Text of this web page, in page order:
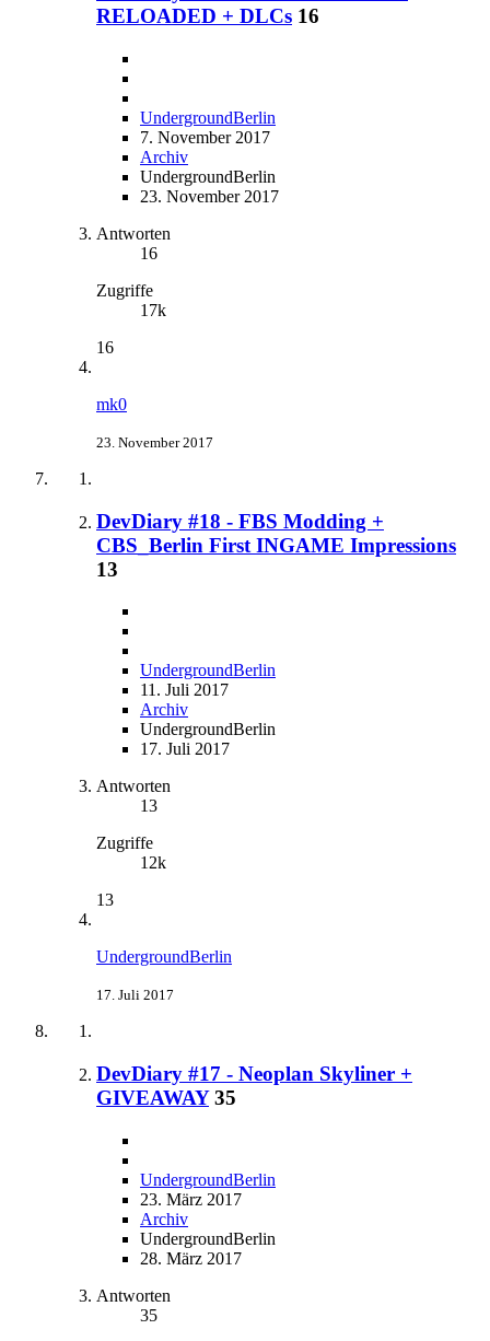
RELOADED + DLCs 16
UndergroundBerlin
7. November 2017
Archiv
UndergroundBerlin
23. November 2017
Antworten
16
Zugriffe
17k
16
mk0
23. November 2017
DevDiary #18 - FBS Modding +
CBS_Berlin First INGAME Impressions
13
UndergroundBerlin
11. Juli 2017
Archiv
UndergroundBerlin
17. Juli 2017
Antworten
13
Zugriffe
12k
13
UndergroundBerlin
17. Juli 2017
DevDiary #17 - Neoplan Skyliner +
GIVEAWAY 35
UndergroundBerlin
23. März 2017
Archiv
UndergroundBerlin
28. März 2017
Antworten
35